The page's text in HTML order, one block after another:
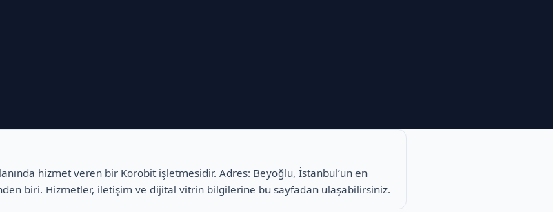
hizmet veren bir Korobit işletmesidir. Adres: Beyoğlu, İstanbul’un en
biri. Hizmetler, iletişim ve dijital vitrin bilgilerine bu sayfadan ulaşabilirsiniz.